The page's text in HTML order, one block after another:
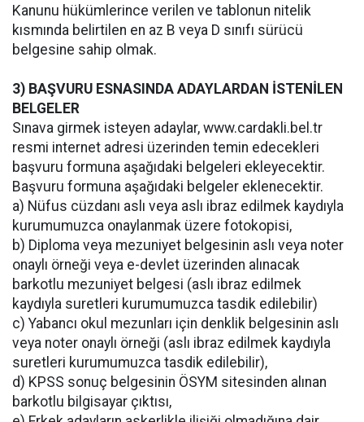
Kanunu hükümlerince verilen ve tablonun nitelik
kısmında belirtilen en az B veya D sınıfı sürücü
belgesine sahip olmak.
3) BAŞVURU ESNASINDA ADAYLARDAN İSTENİLEN
BELGELER
Sınava girmek isteyen adaylar, www.cardakli.bel.tr
resmi internet adresi üzerinden temin edecekleri
başvuru formuna aşağıdaki belgeleri ekleyecektir.
Başvuru formuna aşağıdaki belgeler eklenecektir.
a) Nüfus cüzdanı aslı veya aslı ibraz edilmek kaydıyla
kurumumuzca onaylanmak üzere fotokopisi,
b) Diploma veya mezuniyet belgesinin aslı veya noter
onaylı örneği veya e-devlet üzerinden alınacak
barkotlu mezuniyet belgesi (aslı ibraz edilmek
kaydıyla suretleri kurumumuzca tasdik edilebilir)
c) Yabancı okul mezunları için denklik belgesinin aslı
veya noter onaylı örneği (aslı ibraz edilmek kaydıyla
suretleri kurumumuzca tasdik edilebilir),
d) KPSS sonuç belgesinin ÖSYM sitesinden alınan
barkotlu bilgisayar çıktısı,